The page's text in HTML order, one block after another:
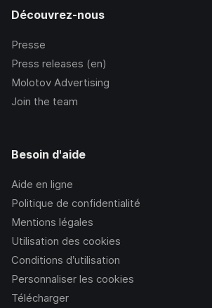
Découvrez-nous
Presse
Press releases (en)
Molotov Advertising
Join the team
Besoin d'aide
Aide en ligne
Politique de confidentialité
Mentions légales
Utilisation des cookies
Conditions d’utilisation
Personnaliser les cookies
Télécharger